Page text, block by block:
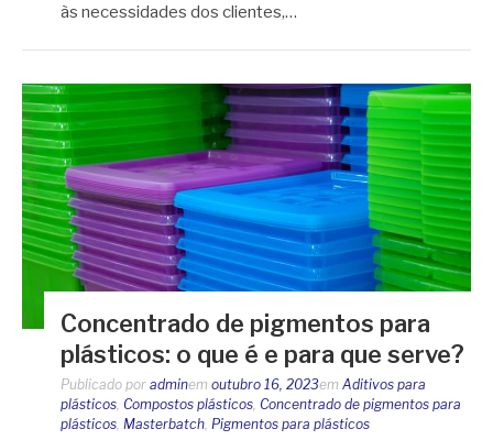
às necessidades dos clientes,…
Concentrado de pigmentos para
plásticos: o que é e para que serve?
Publicado por adminem outubro 16, 2023em Aditivos para
plásticos Compostos plásticos Concentrado de pigmentos para
plásticos Masterbatch Pigmentos para plásticos